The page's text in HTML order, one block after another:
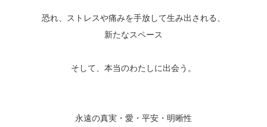
恐れ、ストレスや痛みを手放して生み出される、
新たなスペース
そして、本当のわたしに出会う。
永遠の真実・愛・平安・明晰性